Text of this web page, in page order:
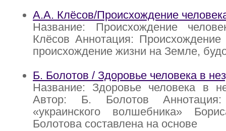
А.А. Клёсов/Происхождение
Название: Происхождение
Клёсов Аннотация: Происхождение
происхождение жизни на Земле,
Б. Болотов / Здоровье человека в
Название: Здоровье человека в
Автор: Б. Болотов
«украинского волшебника»
Болотова составлена на основе